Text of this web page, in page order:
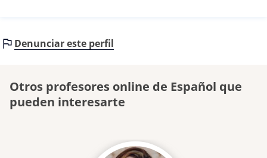
Denunciar este perfil
Otros profesores online de Español que
pueden interesarte